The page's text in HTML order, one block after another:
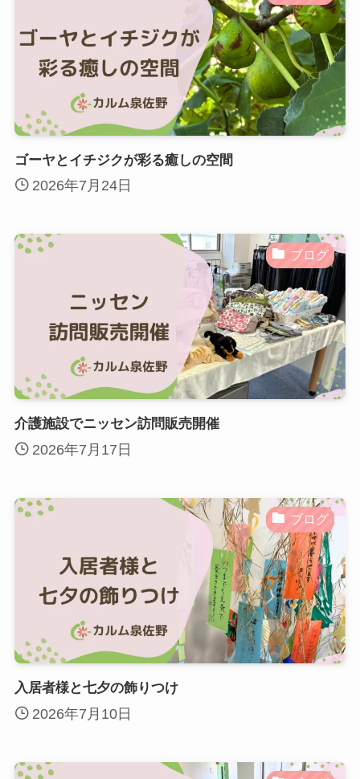
ゴーヤとイチジクが彩る癒しの空間
2026年7月24日
ブログ
介護施設でニッセン訪問販売開催
2026年7月17日
ブログ
入居者様と七夕の飾りつけ
2026年7月10日